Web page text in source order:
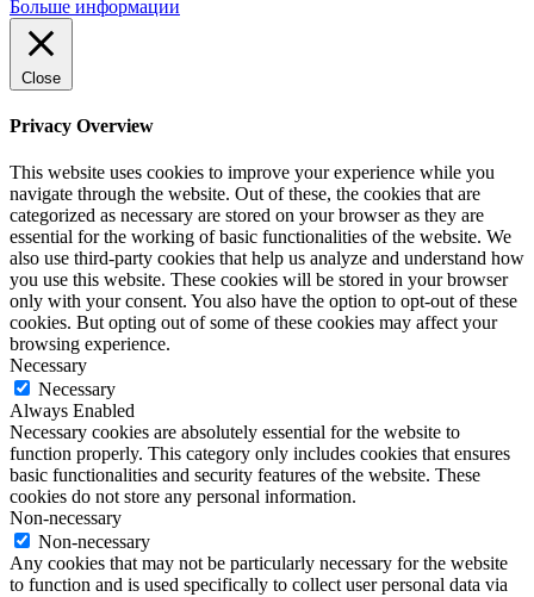
Больше информации
Close
Privacy Overview
This website uses cookies to improve your experience while you
navigate through the website. Out of these, the cookies that are
categorized as necessary are stored on your browser as they are
essential for the working of basic functionalities of the website. We
also use third-party cookies that help us analyze and understand how
you use this website. These cookies will be stored in your browser
only with your consent. You also have the option to opt-out of these
cookies. But opting out of some of these cookies may affect your
browsing experience.
Necessary
Necessary
Always Enabled
Necessary cookies are absolutely essential for the website to
function properly. This category only includes cookies that ensures
basic functionalities and security features of the website. These
cookies do not store any personal information.
Non-necessary
Non-necessary
Any cookies that may not be particularly necessary for the website
to function and is used specifically to collect user personal data via